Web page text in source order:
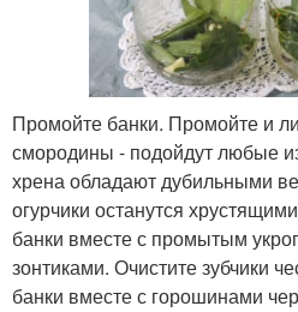
Промойте банки. Промойте и
смородины - подойдут любые
хрена обладают дубильными
огурчики останутся
банки вместе с промытым
зонтиками. Очистите зубчики
банки вместе с горошинами